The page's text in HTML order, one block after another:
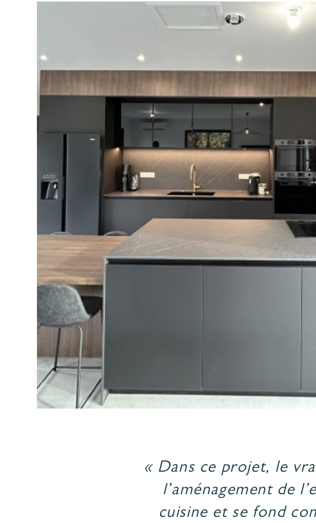
NOS MODÈLES DE
CUISINES
DÉCORATION ET
RANGEMENTS
« Dans ce projet, le
l’aménagement de
cuisine et se fond